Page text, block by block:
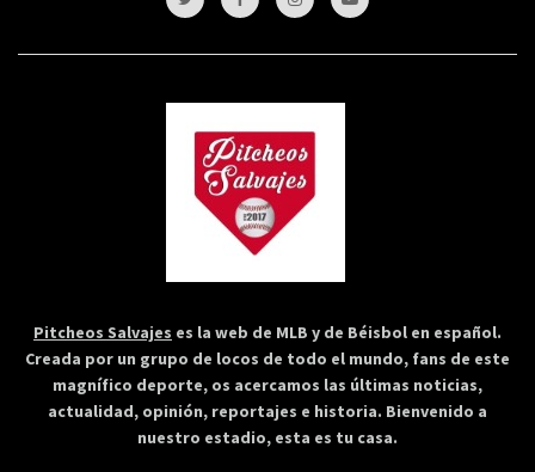
Pitcheos Salvajes es la web de MLB y de Béisbol en español.
Creada por un grupo de locos de todo el mundo, fans de este
magnífico deporte, os acercamos las últimas noticias,
actualidad, opinión, reportajes e historia. Bienvenido a
nuestro estadio, esta es tu casa.